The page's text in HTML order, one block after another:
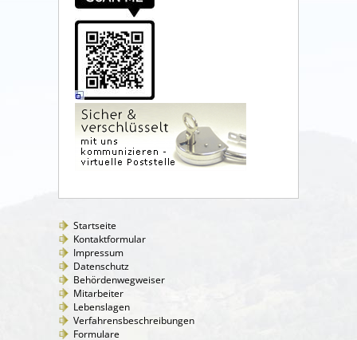
Startseite
Kontaktformular
Impressum
Datenschutz
Behördenwegweiser
Mitarbeiter
Lebenslagen
Verfahrensbeschreibungen
Formulare